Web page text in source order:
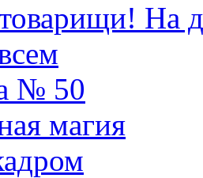
На
№ 50
магия